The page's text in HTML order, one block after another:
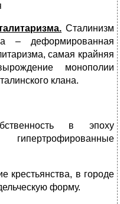
Сталинизм
– деформированная
самая крайняя
монополии
клана.
в эпоху
крестьянства, в городе
форму.